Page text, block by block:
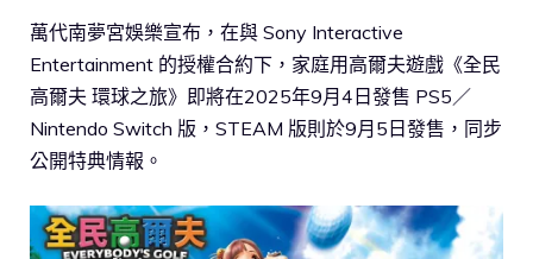
萬代南夢宮娛樂宣布，在與 Sony Interactive
Entertainment 的授權合約下，家庭用高爾夫遊戲《全民
高爾夫 環球之旅》即將在2025年9月4日發售 PS5／
Nintendo Switch 版，STEAM 版則於9月5日發售，同步
公開特典情報。